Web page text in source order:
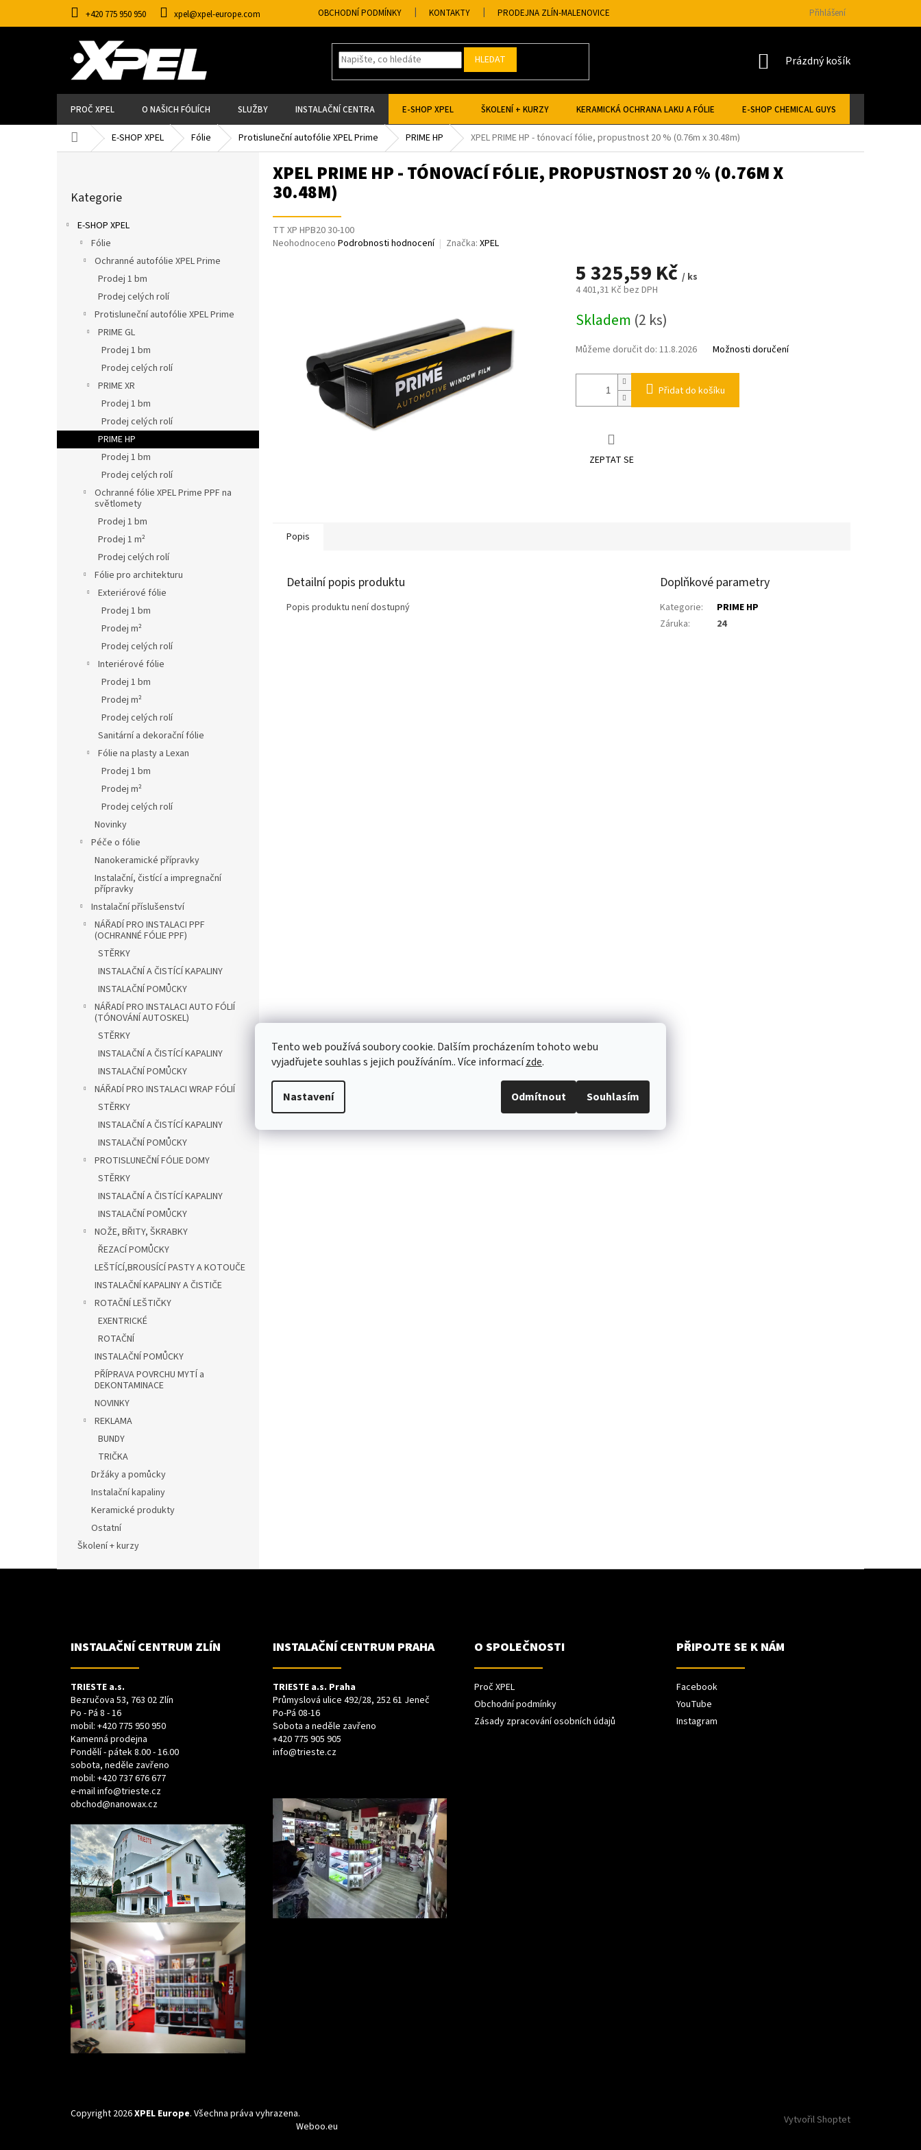
Tento web používá soubory cookie. Dalším procházením tohoto webu
vyjadřujete souhlas s jejich používáním.. Více informacízde.
Nastavení Odmítnout Souhlasím
+420 775 950 950 xpel@xpel-europe.com OBCHODNÍ PODMÍNKY KONTAKTY PRODEJNA ZLÍN-MALENOVICE Přihlášení
HLEDAT
NÁKUPNÍ
Prázdný košík
PROČ XPEL O NAŠICH FÓLIÍCH SLUŽBY INSTALAČNÍ CENTRA E-SHOP XPEL ŠKOLENÍ + KURZY KERAMICKÁ OCHRANA LAKU A FÓLIE E-SHOP CHEMICAL GUYS
Domů E-SHOP XPEL Fólie Protisluneční autofólie XPEL Prime PRIME HP XPEL PRIME HP - tónovací fólie, propustnost 20 % (0.76m x 30.48m)
P
kategorie
Kategorie
E-SHOP XPEL
Fólie
Ochranné autofólie XPEL Prime
Prodej 1 bm
Prodej celých rolí
Protisluneční autofólie XPEL Prime
PRIME GL
Prodej 1 bm
Prodej celých rolí
PRIME XR
Prodej 1 bm
Prodej celých rolí
PRIME HP
Prodej 1 bm
Prodej celých rolí
Ochranné fólie XPEL Prime PPF na
světlomety
Prodej 1 bm
Prodej 1 m²
Prodej celých rolí
Fólie pro architekturu
Exteriérové fólie
Prodej 1 bm
Prodej m²
Prodej celých rolí
Interiérové fólie
Prodej 1 bm
Prodej m²
Prodej celých rolí
Sanitární a dekorační fólie
Fólie na plasty a Lexan
Prodej 1 bm
Prodej m²
Prodej celých rolí
Novinky
Péče o fólie
Nanokeramické přípravky
Instalační, čistící a impregnační
přípravky
Instalační příslušenství
NÁŘADÍ PRO INSTALACI PPF
(OCHRANNÉ FÓLIE PPF)
STĚRKY
INSTALAČNÍ A ČISTÍCÍ KAPALINY
INSTALAČNÍ POMŮCKY
NÁŘADÍ PRO INSTALACI AUTO FÓLIÍ
(TÓNOVÁNÍ AUTOSKEL)
STĚRKY
INSTALAČNÍ A ČISTÍCÍ KAPALINY
INSTALAČNÍ POMŮCKY
NÁŘADÍ PRO INSTALACI WRAP FÓLIÍ
STĚRKY
INSTALAČNÍ A ČISTÍCÍ KAPALINY
INSTALAČNÍ POMŮCKY
PROTISLUNEČNÍ FÓLIE DOMY
STĚRKY
INSTALAČNÍ A ČISTÍCÍ KAPALINY
INSTALAČNÍ POMŮCKY
NOŽE, BŘITY, ŠKRABKY
ŘEZACÍ POMŮCKY
LEŠTÍCÍ,BROUSÍCÍ PASTY A KOTOUČE
INSTALAČNÍ KAPALINY A ČISTIČE
ROTAČNÍ LEŠTIČKY
EXENTRICKÉ
ROTAČNÍ
INSTALAČNÍ POMŮCKY
PŘÍPRAVA POVRCHU MYTÍ a
DEKONTAMINACE
NOVINKY
REKLAMA
BUNDY
TRIČKA
Držáky a pomůcky
Instalační kapaliny
Keramické produkty
Ostatní
Školení + kurzy
XPEL PRIME HP - TÓNOVACÍ FÓLIE, PROPUSTNOST 20 % (0.76M X
30.48M)
TT XP HPB20 30-100
Průměrné
Neohodnoceno Podrobnosti hodnocení Značka: XPEL
5 325,59 Kč / ks
4 401,31 Kč bez DPH
cena:
Skladem (2 ks)
Můžeme doručit do: 11.8.2026 Možnosti doručení
Přidat do košíku
ZEPTAT SE
Popis
Detailní popis produktu
Popis produktu není dostupný
Doplňkové parametry
Kategorie:
PRIME HP
Záruka: 24
Z
INSTALAČNÍ CENTRUM ZLÍN
TRIESTE a.s.
Bezručova 53, 763 02 Zlín
Po - Pá 8 - 16
mobil: +420 775 950 950
Kamenná prodejna
Pondělí - pátek 8.00 - 16.00
sobota, neděle zavřeno
mobil: +420 737 676 677
e-mailinfo@trieste.cz
obchod@nanowax.cz
INSTALAČNÍ CENTRUM PRAHA
TRIESTE a.s. Praha
Průmyslová ulice 492/28, 252 61 Jeneč
Po-Pá 08-16
Sobota a neděle zavřeno
+420 775 905 905
info@trieste.cz
O SPOLEČNOSTI
Proč XPEL
Obchodní podmínky
Zásady zpracování osobních údajů
PŘIPOJTE SE K NÁM
Facebook
YouTube
Instagram
Vytvořil Shoptet
Copyright 2026XPEL Europe. Všechna práva vyhrazena.
Weboo.eu